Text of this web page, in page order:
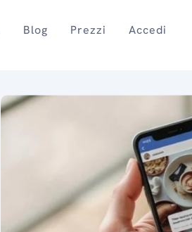
Blog Prezzi Accedi